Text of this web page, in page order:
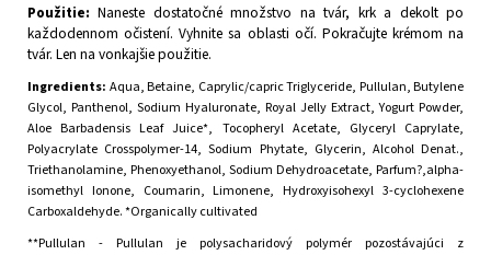
Použitie:Naneste dostatočné množstvo na tvár, krk a dekolt po
každodennom očistení. Vyhnite sa oblasti očí. Pokračujte krémom na
tvár. Len na vonkajšie použitie.
Ingredients: Aqua, Betaine, Caprylic/capric Triglyceride, Pullulan, Butylene
Glycol, Panthenol, Sodium Hyaluronate, Royal Jelly Extract, Yogurt Powder,
Aloe Barbadensis Leaf Juice*, Tocopheryl Acetate, Glyceryl Caprylate,
Polyacrylate Crosspolymer-14, Sodium Phytate, Glycerin, Alcohol Denat.,
Triethanolamine, Phenoxyethanol, Sodium Dehydroacetate, Parfum?,alpha-
isomethyl Ionone, Coumarin, Limonene, Hydroxyisohexyl 3-cyclohexene
Carboxaldehyde.*Organically cultivated
**Pullulan - Pullulan je polysacharidový polymér pozostávajúci z